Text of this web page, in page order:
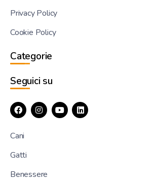
Privacy Policy
Cookie Policy
Categorie
Seguici su
Cani
Gatti
Benessere